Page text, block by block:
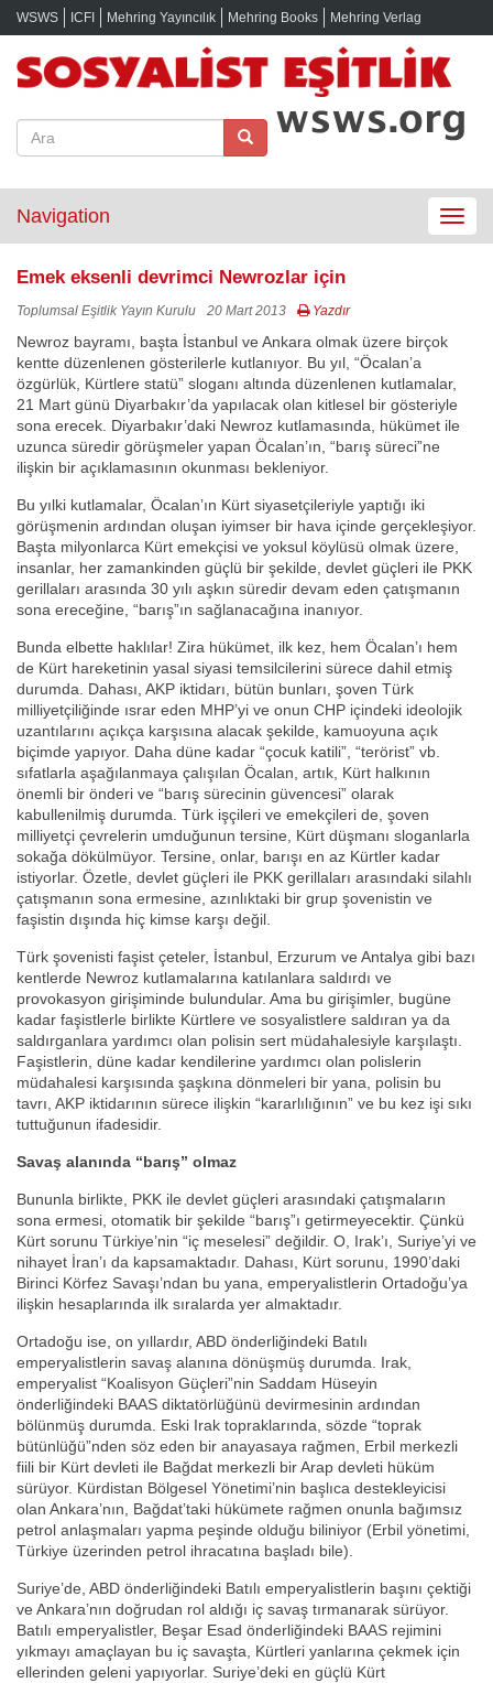
WSWS ICFI Mehring Yayıncılık Mehring Books Mehring Verlag
Toggle
Navigation
Emek eksenli devrimci Newrozlar için
Toplumsal Eşitlik Yayın Kurulu 20 Mart 2013 Yazdır
Newroz bayramı, başta İstanbul ve Ankara olmak üzere birçok
kentte düzenlenen gösterilerle kutlanıyor. Bu yıl, “Öcalan’a
özgürlük, Kürtlere statü” sloganı altında düzenlenen kutlamalar,
21 Mart günü Diyarbakır’da yapılacak olan kitlesel bir gösteriyle
sona erecek. Diyarbakır’daki Newroz kutlamasında, hükümet ile
uzunca süredir görüşmeler yapan Öcalan’ın, “barış süreci”ne
ilişkin bir açıklamasının okunması bekleniyor.
Bu yılki kutlamalar, Öcalan’ın Kürt siyasetçileriyle yaptığı iki
görüşmenin ardından oluşan iyimser bir hava içinde gerçekleşiyor.
Başta milyonlarca Kürt emekçisi ve yoksul köylüsü olmak üzere,
insanlar, her zamankinden güçlü bir şekilde, devlet güçleri ile PKK
gerillaları arasında 30 yılı aşkın süredir devam eden çatışmanın
sona ereceğine, “barış”ın sağlanacağına inanıyor.
Bunda elbette haklılar! Zira hükümet, ilk kez, hem Öcalan’ı hem
de Kürt hareketinin yasal siyasi temsilcilerini sürece dahil etmiş
durumda. Dahası, AKP iktidarı, bütün bunları, şoven Türk
milliyetçiliğinde ısrar eden MHP’yi ve onun CHP içindeki ideolojik
uzantılarını açıkça karşısına alacak şekilde, kamuoyuna açık
biçimde yapıyor. Daha düne kadar “çocuk katili”, “terörist” vb.
sıfatlarla aşağılanmaya çalışılan Öcalan, artık, Kürt halkının
önemli bir önderi ve “barış sürecinin güvencesi” olarak
kabullenilmiş durumda. Türk işçileri ve emekçileri de, şoven
milliyetçi çevrelerin umduğunun tersine, Kürt düşmanı sloganlarla
sokağa dökülmüyor. Tersine, onlar, barışı en az Kürtler kadar
istiyorlar. Özetle, devlet güçleri ile PKK gerillaları arasındaki silahlı
çatışmanın sona ermesine, azınlıktaki bir grup şovenistin ve
faşistin dışında hiç kimse karşı değil.
Türk şovenisti faşist çeteler, İstanbul, Erzurum ve Antalya gibi bazı
kentlerde Newroz kutlamalarına katılanlara saldırdı ve
provokasyon girişiminde bulundular. Ama bu girişimler, bugüne
kadar faşistlerle birlikte Kürtlere ve sosyalistlere saldıran ya da
saldırganlara yardımcı olan polisin sert müdahalesiyle karşılaştı.
Faşistlerin, düne kadar kendilerine yardımcı olan polislerin
müdahalesi karşısında şaşkına dönmeleri bir yana, polisin bu
tavrı, AKP iktidarının sürece ilişkin “kararlılığının” ve bu kez işi sıkı
tuttuğunun ifadesidir.
Savaş alanında “barış” olmaz
Bununla birlikte, PKK ile devlet güçleri arasındaki çatışmaların
sona ermesi, otomatik bir şekilde “barış”ı getirmeyecektir. Çünkü
Kürt sorunu Türkiye’nin “iç meselesi” değildir. O, Irak’ı, Suriye’yi ve
nihayet İran’ı da kapsamaktadır. Dahası, Kürt sorunu, 1990’daki
Birinci Körfez Savaşı’ndan bu yana, emperyalistlerin Ortadoğu’ya
ilişkin hesaplarında ilk sıralarda yer almaktadır.
Ortadoğu ise, on yıllardır, ABD önderliğindeki Batılı
emperyalistlerin savaş alanına dönüşmüş durumda. Irak,
emperyalist “Koalisyon Güçleri”nin Saddam Hüseyin
önderliğindeki BAAS diktatörlüğünü devirmesinin ardından
bölünmüş durumda. Eski Irak topraklarında, sözde “toprak
bütünlüğü”nden söz eden bir anayasaya rağmen, Erbil merkezli
fiili bir Kürt devleti ile Bağdat merkezli bir Arap devleti hüküm
sürüyor. Kürdistan Bölgesel Yönetimi’nin başlıca destekleyicisi
olan Ankara’nın, Bağdat’taki hükümete rağmen onunla bağımsız
petrol anlaşmaları yapma peşinde olduğu biliniyor (Erbil yönetimi,
Türkiye üzerinden petrol ihracatına başladı bile).
Suriye’de, ABD önderliğindeki Batılı emperyalistlerin başını çektiği
ve Ankara’nın doğrudan rol aldığı iç savaş tırmanarak sürüyor.
Batılı emperyalistler, Beşar Esad önderliğindeki BAAS rejimini
yıkmayı amaçlayan bu iç savaşta, Kürtleri yanlarına çekmek için
ellerinden geleni yapıyorlar. Suriye’deki en güçlü Kürt